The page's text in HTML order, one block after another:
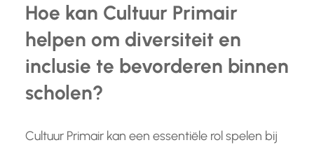
Hoe kan Cultuur Primair
helpen om diversiteit en
inclusie te bevorderen binnen
scholen?
Cultuur Primair kan een essentiële rol spelen bij